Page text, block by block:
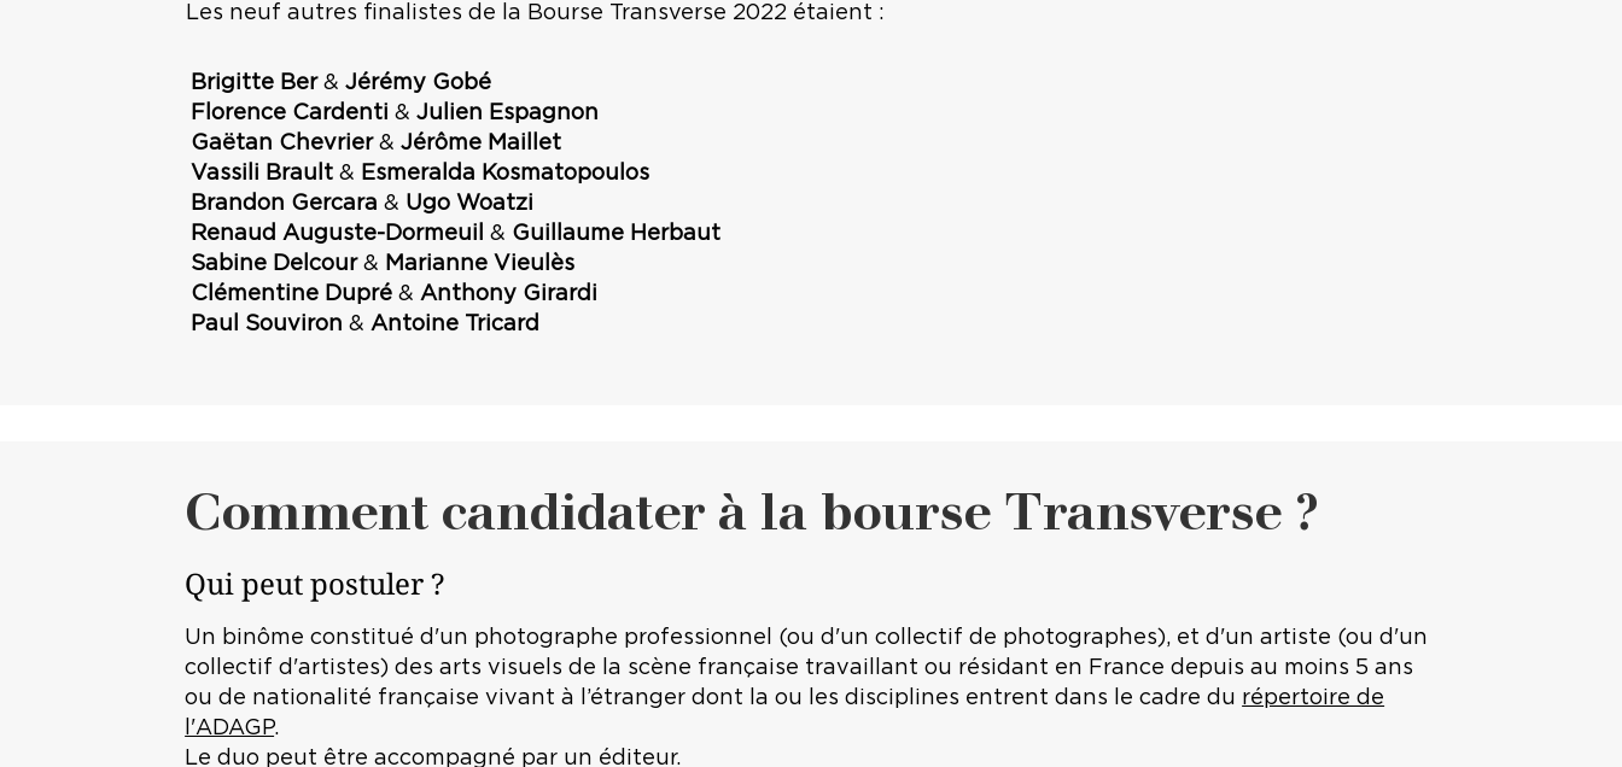
Les neuf autres finalistes de la Bourse Transverse 2022 étaient :
Brigitte Ber & Jérémy Gobé
Florence Cardenti & Julien Espagnon
Gaëtan Chevrier & Jérôme Maillet
Vassili Brault & Esmeralda Kosmatopoulos
Brandon Gercara & Ugo Woatzi
Renaud Auguste-Dormeuil & Guillaume Herbaut
Sabine Delcour & Marianne Vieulès
Clémentine Dupré & Anthony Girardi
Paul Souviron & Antoine Tricard
Comment candidater à la bourse Transverse ?
Qui peut postuler ?
Un binôme constitué d'un photographe professionnel (ou d'un collectif de photographes), et d'un artiste (ou d'un
collectif d'artistes) des arts visuels de la scène française travaillant ou résidant en France depuis au moins 5 ans
ou de nationalité française vivant à l’étranger dont la ou les disciplines entrent dans le cadre du répertoire de
l'ADAGP.
Le duo peut être accompagné par un éditeur.